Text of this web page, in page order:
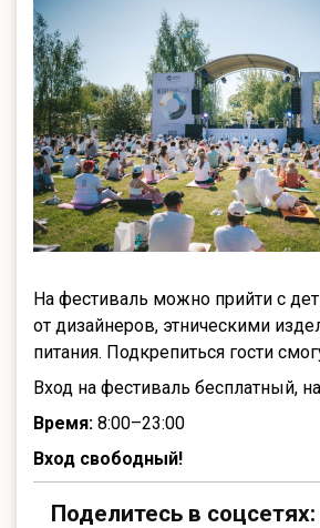
На фестиваль можно прийти с
от дизайнеров, этническими
питания. Подкрепиться гости
Вход на фестиваль бесплатный,
Время: 8:00–23:00
Вход свободный!
Поделитесь в соцсетях: